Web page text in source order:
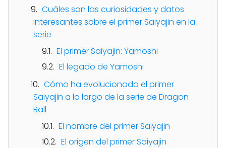
Cuáles son las curiosidades y datos
interesantes sobre el primer Saiyajin en la
serie
El primer Saiyajin: Yamoshi
El legado de Yamoshi
Cómo ha evolucionado el primer
Saiyajin a lo largo de la serie de Dragon
Ball
El nombre del primer Saiyajin
El origen del primer Saiyajin